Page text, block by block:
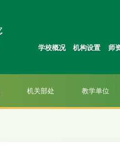
学校概况 机构设置 师
机关部处 教学单位